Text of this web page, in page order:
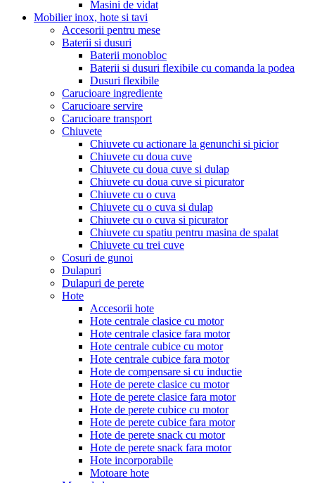
Masini de vidat
Mobilier inox, hote si tavi
Accesorii pentru mese
Baterii si dusuri
Baterii monobloc
Baterii si dusuri flexibile cu comanda la podea
Dusuri flexibile
Carucioare ingrediente
Carucioare servire
Carucioare transport
Chiuvete
Chiuvete cu actionare la genunchi si picior
Chiuvete cu doua cuve
Chiuvete cu doua cuve si dulap
Chiuvete cu doua cuve si picurator
Chiuvete cu o cuva
Chiuvete cu o cuva si dulap
Chiuvete cu o cuva si picurator
Chiuvete cu spatiu pentru masina de spalat
Chiuvete cu trei cuve
Cosuri de gunoi
Dulapuri
Dulapuri de perete
Hote
Accesorii hote
Hote centrale clasice cu motor
Hote centrale clasice fara motor
Hote centrale cubice cu motor
Hote centrale cubice fara motor
Hote de compensare si cu inductie
Hote de perete clasice cu motor
Hote de perete clasice fara motor
Hote de perete cubice cu motor
Hote de perete cubice fara motor
Hote de perete snack cu motor
Hote de perete snack fara motor
Hote incorporabile
Motoare hote